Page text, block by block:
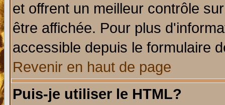
et offrent un meilleur contrôle
être affichée. Pour plus
accessible depuis le formulaire
Revenir en haut de page
Puis-je utiliser le HTML?